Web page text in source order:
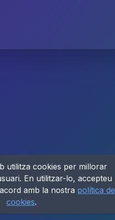
utilitza cookies per millorar
En utilitzar-lo, accepteu
amb la nostra política de
cookies.